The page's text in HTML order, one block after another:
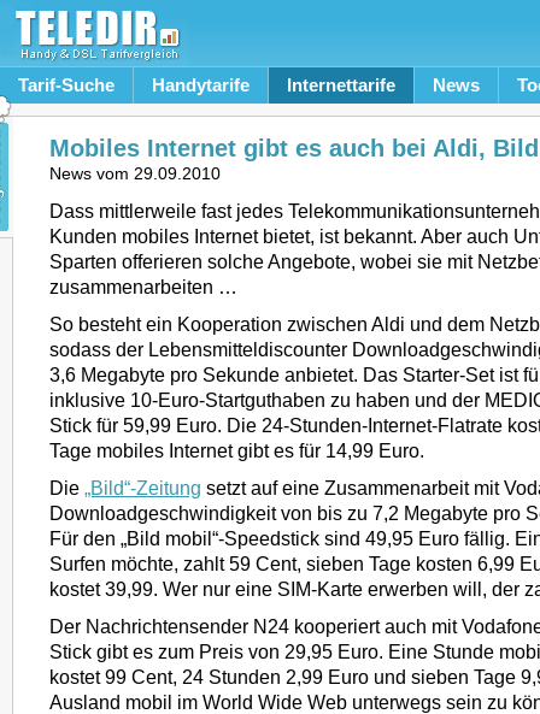
Tarif-Suche Handytarife Internettarife News
Mobiles Internet gibt es auch bei Aldi,
News vom 29.09.2010
Dass mittlerweile fast jedes
Kunden mobiles Internet bietet, ist bekannt. Aber auch
Sparten offerieren solche Angebote, wobei sie mit
zusammenarbeiten …
So besteht ein Kooperation zwischen Aldi und dem
sodass der Lebensmitteldiscounter
3,6 Megabyte pro Sekunde anbietet. Das Starter-Set ist
inklusive 10-Euro-Startguthaben zu haben und der
Stick für 59,99 Euro. Die 24-Stunden-Internet-Flatrate
Tage mobiles Internet gibt es für 14,99 Euro.
Die „Bild“-Zeitung setzt auf eine Zusammenarbeit mit
Downloadgeschwindigkeit von bis zu 7,2 Megabyte pro
Für den „Bild mobil“-Speedstick sind 49,95 Euro fällig.
Surfen möchte, zahlt 59 Cent, sieben Tage kosten 6,99
kostet 39,99. Wer nur eine SIM-Karte erwerben will, der
Der Nachrichtensender N24 kooperiert auch mit
Stick gibt es zum Preis von 29,95 Euro. Eine Stunde
kostet 99 Cent, 24 Stunden 2,99 Euro und sieben Tage
Ausland mobil im World Wide Web unterwegs sein zu